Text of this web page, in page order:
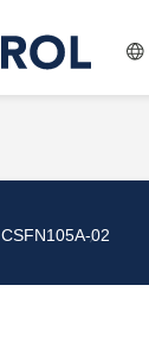
CSFN105A-02